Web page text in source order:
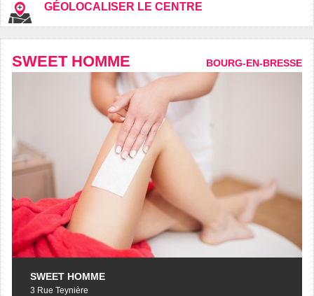
GÉOLOCALISER LE CENTRE
SWEET HOMME BOURG-EN-BRESSE
SWEET HOMME
3 Rue Teynière